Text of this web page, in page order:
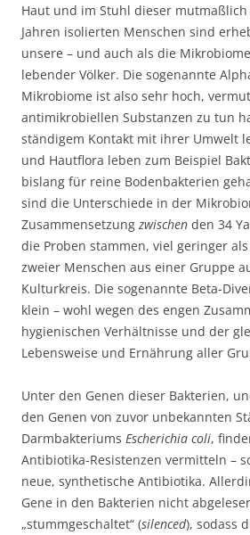
Haut und im Stuhl dieser
Jahren isolierten Menschen sind
unsere – und auch als die
lebender Völker. Die sogenannte
Mikrobiome ist also sehr hoch,
antimikrobiellen Substanzen zu tun
ständigem Kontakt mit ihrer Umwelt
und Hautflora leben zum Beispiel
bislang für reine Bodenbakterien
sind die Unterschiede in der
Zusammensetzung zwischen den 34
die Proben stammen, viel geringer
zweier Menschen aus einer Gruppe
Kulturkreis. Die sogenannte Beta-
klein – wohl wegen des engen
hygienischen Verhältnisse und der
Lebensweise und Ernährung aller
Unter den Genen dieser Bakterien,
den Genen von zuvor unbekannten
Darmbakteriums Escherichia coli,
Antibiotika-Resistenzen vermitteln –
neue, synthetische Antibiotika.
Gene in den Bakterien nicht
„stummgeschaltet“ (silenced), sodass